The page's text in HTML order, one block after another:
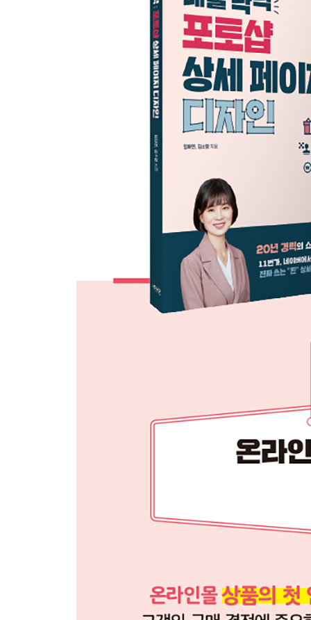
_ 선명한 색상 되살리기 ? 056
_ 흰색 배경 되살리기 ? 057
[연습 02] 상세 컷으로 간단하게 완성하는 의류 상
SECTION 01 메인 이미지 영역 ? 060
SECTION 02 기본 이미지 영역 ? 065
SECTION 03 디테일 이미지 영역 ? 073
SECTION 04 제품 사이즈 표 영역 ? 077
[실전 01] 고급과 엔틱을 지향하는 전자 제품 ? 082
SECTION 01 그림자 효과가 돋보이는 로고 디자인
SECTION 02 영문 카피를 장식처럼 활용한 카피
SECTION 03 깔끔하면서 엔틱한 메인 이미지 영역
SECTION 04 일상 소품임을 표현하는 콘셉트 사진
SECTION 05 사진과 한 줄 텍스트로 표현하는 제
SECTION 06 주요 기능을 강조하는 제품 설명 영
SECTION 07 배경을 흑백으로 처리한 세부 명칭
SECTION 03 깔끔하면서 단조롭지 않은 재료 소개
SECTION 04 믿을 수 있는 먹거리 인증 마크 및 제
SECTION 05 신뢰감을 높이는 브랜드 스토리 영역
SECTION 06 구매자를 배려한 먹는 방법(사용 방
[실전 03] 젊은 층을 겨냥한 뷰티 제품 ? 182
SECTION 04 간단한 일러스트로 표현한 제품 효과
SECTION 05 신뢰도를 높여줄 SNS 후기 영역 ?